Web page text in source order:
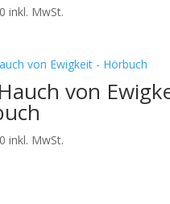
inkl. MwSt.
von
inkl. MwSt.